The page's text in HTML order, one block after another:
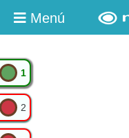
Menú
1
2